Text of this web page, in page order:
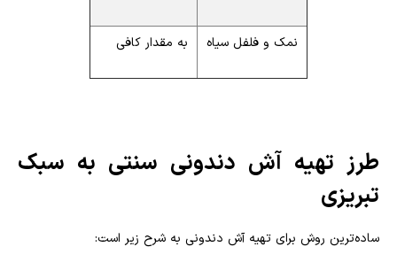
نمک و فلفل سیاه به مقدار کافی
طرز تهیه آش دندونی سنتی به سبک
تبریزی
ساده‌ترین روش برای تهیه آش دندونی به شرح زیر است: